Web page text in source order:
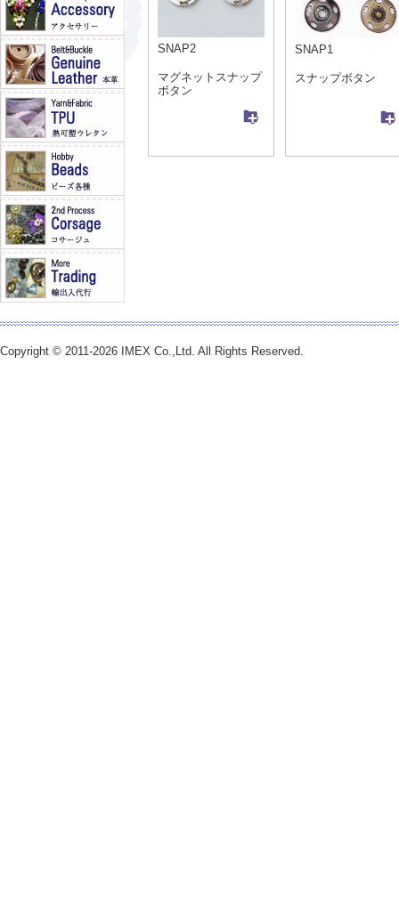
SNAP2
マグネットスナップ
ボタン
SNAP1
スナップボタン
Copyright © 2011-2026 IMEX Co.,Ltd. All Rights Reserved.